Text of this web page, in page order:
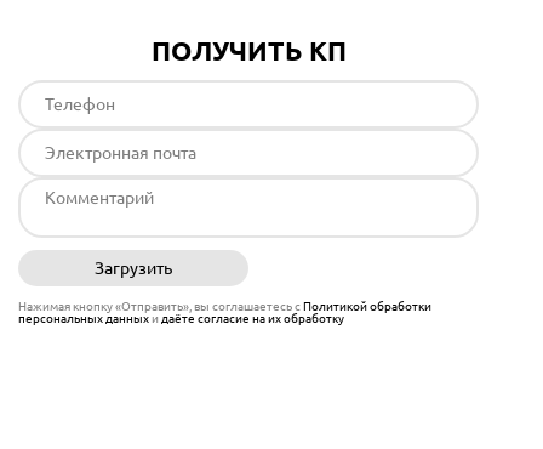
ПОЛУЧИТЬ КП
Загрузить
Нажимая кнопку «Отправить», вы соглашаетесь сПолитикой обработки
персональных данныхи даёте согласие на их обработку